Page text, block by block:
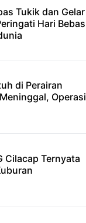
Tukik dan Gelar
Hari Bebas
di Perairan
Operasi
Cilacap Ternyata